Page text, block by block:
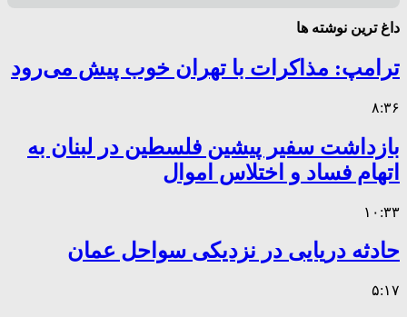
داغ ترین نوشته ها
ترامپ: مذاکرات با تهران خوب پیش می‌رود
۸:۳۶
بازداشت سفیر پیشین فلسطین در لبنان به
اتهام فساد و اختلاس اموال
۱۰:۳۳
حادثه دریایی در نزدیکی سواحل عمان
۵:۱۷